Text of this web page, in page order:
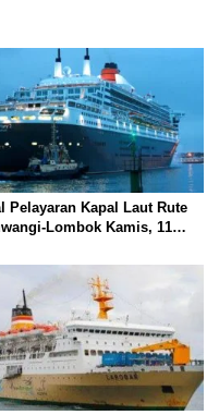
Pelayaran Kapal Laut Rute
Lombok Kamis, 11